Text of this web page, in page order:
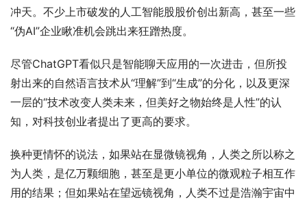
冲天。不少上市破发的人工智能股股价创出新高，甚至一些
“伪AI”企业瞅准机会跳出来狂蹭热度。
尽管ChatGPT看似只是智能聊天应用的一次进击，但所投
射出来的自然语言技术从“理解”到“生成”的分化，以及更深
一层的“技术改变人类未来，但美好之物始终是人性”的认
知，对科技创业者提出了更高的要求。
换种更情怀的说法，如果站在显微镜视角，人类之所以称之
为人类，是亿万颗细胞，甚至是更小单位的微观粒子相互作
用的结果；但如果站在望远镜视角，人类不过是浩瀚宇宙中